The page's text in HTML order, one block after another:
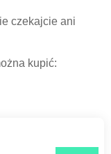
czekajcie ani
kupić: